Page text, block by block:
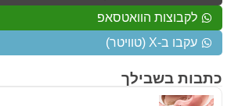
כתבות בשבילך
לקבוצות הוואטסאפ
עקבו ב-X (טוויטר)